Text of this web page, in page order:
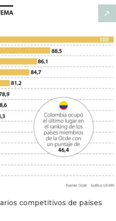
competitivos de países